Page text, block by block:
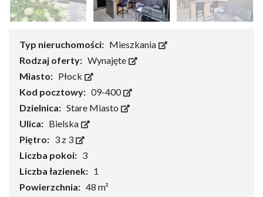
Typ nieruchomości: Mieszkania
Rodzaj oferty: Wynajęte
Miasto: Płock
Kod pocztowy: 09-400
Dzielnica: Stare Miasto
Ulica: Bielska
Piętro: 3 z 3
Liczba pokoi: 3
Liczba łazienek: 1
Powierzchnia: 48 m²